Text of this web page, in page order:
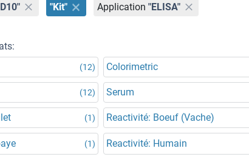
"Kit" Application "ELISA"
(12) Colorimetric
(12) Serum
(1) Reactivité: Boeuf (Vache)
(1) Reactivité: Humain